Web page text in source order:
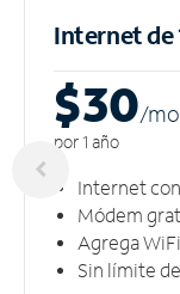
Internet de
$30/mo
por 1 año
Internet
Módem
Agrega
Sin límite